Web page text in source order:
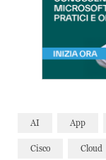
AI App
Cisco Cloud